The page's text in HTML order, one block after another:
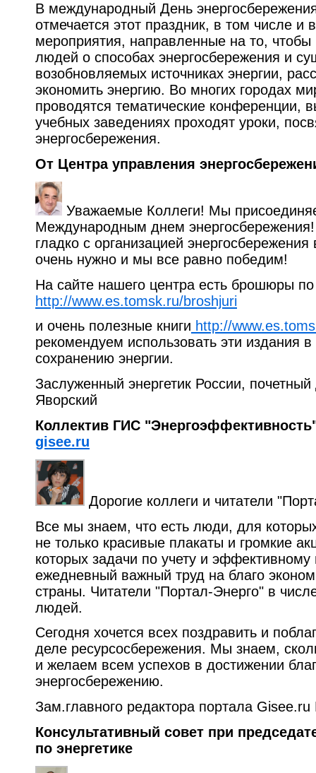
В международный День
отмечается этот праздник, в том числе и
мероприятия, направленные на то,
людей о способах энергосбережения и
возобновляемых источниках энергии,
экономить энергию. Во многих городах
проводятся тематические конференции,
учебных заведениях проходят уроки,
энергосбережения.
От Центра управления
Уважаемые Коллеги! Мы
Международным днем
гладко с организацией
очень нужно и мы все равно победим!
На сайте нашего центра есть брошюры
http://www.es.tomsk.ru/broshjuri
и очень полезные книги http://
рекомендуем использовать эти издания
сохранению энергии.
Заслуженный энергетик России,
Яворский
Коллектив ГИС
gisee.ru
Дорогие коллеги и читатели
Все мы знаем, что есть люди, для
не только красивые плакаты и громкие
которых задачи по учету и
ежедневный важный труд на благо
страны. Читатели "Портал-Энерго" в
людей.
Сегодня хочется всех поздравить и
деле ресурсосбережения. Мы знаем,
и желаем всем успехов в достижении
энергосбережению.
Зам.главного редактора портала
Консультативный совет при
по энергетике